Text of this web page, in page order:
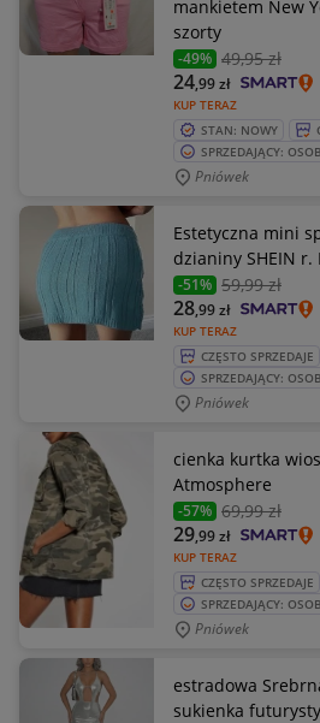
mankietem New
szorty
-49% 49,95 zł
KUP TERAZ
24,99zł
STAN: NOWY
SPRZEDAJĄCY:
Pniówek
Estetyczna mini
dzianiny SHEIN r.
-51% 59,99 zł
KUP TERAZ
28,99zł
CZĘSTO SPRZEDAJE
SPRZEDAJĄCY:
Pniówek
cienka kurtka
Atmosphere
-57% 69,99 zł
KUP TERAZ
29,99zł
CZĘSTO SPRZEDAJE
SPRZEDAJĄCY:
Pniówek
estradowa
sukienka